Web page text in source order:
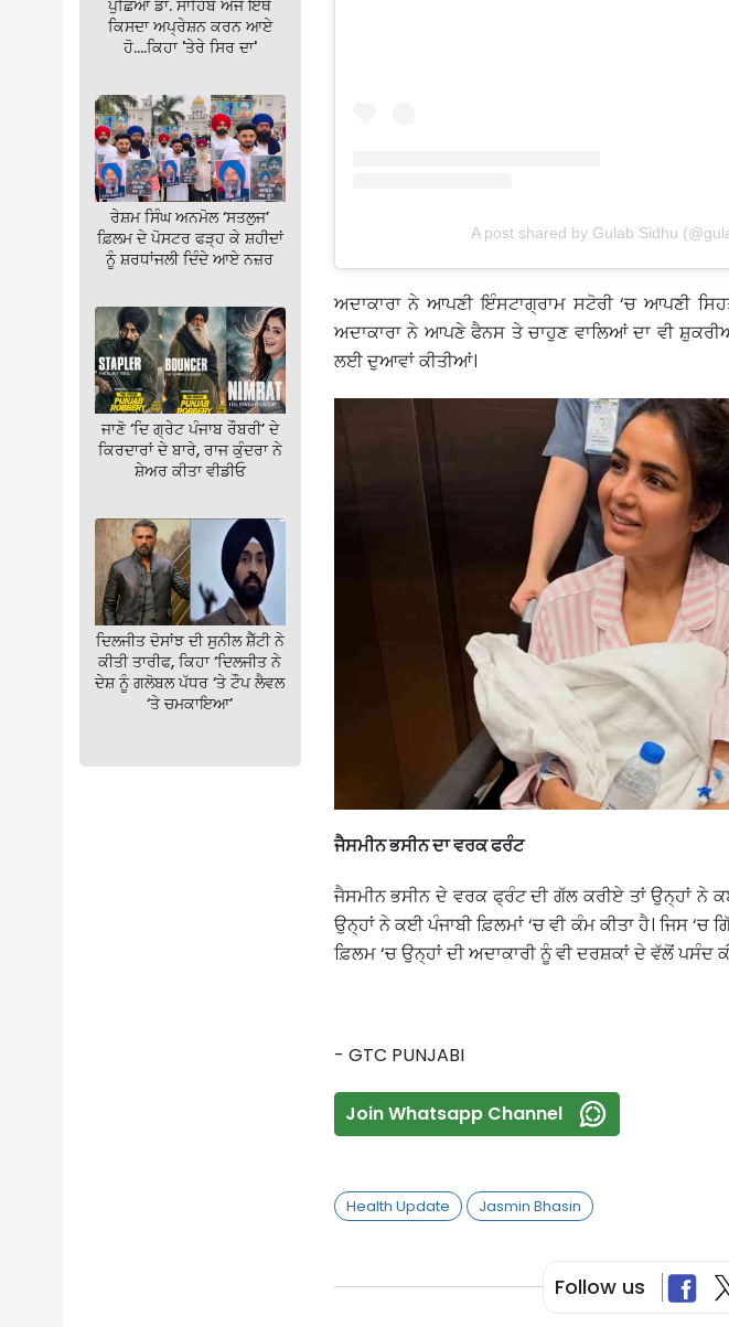
ਪੁੱਛਿਆ ਡਾ. ਸਾਹਿਬ ਅੱਜ ਇੱਥੇ
ਕਿਸਦਾ ਅਪ੍ਰੇਸ਼ਨ ਕਰਨ ਆਏ
ਹੋ….ਕਿਹਾ 'ਤੇਰੇ ਸਿਰ ਦਾ'
ਰੇਸ਼ਮ ਸਿੰਘ ਅਨਮੋਲ ‘ਸਤਲੁਜ’
ਫ਼ਿਲਮ ਦੇ ਪੋਸਟਰ ਫੜ੍ਹ ਕੇ ਸ਼ਹੀਦਾਂ
ਨੂੰ ਸ਼ਰਧਾਂਜਲੀ ਦਿੰਦੇ ਆਏ ਨਜ਼ਰ
ਜਾਣੋ ‘ਦਿ ਗ੍ਰੇਟ ਪੰਜਾਬ ਰੌਬਰੀ’ ਦੇ
ਕਿਰਦਾਰਾਂ ਦੇ ਬਾਰੇ, ਰਾਜ ਕੁੰਦਰਾ ਨੇ
ਸ਼ੇਅਰ ਕੀਤਾ ਵੀਡੀਓ
ਦਿਲਜੀਤ ਦੋਸਾਂਝ ਦੀ ਸੁਨੀਲ ਸ਼ੈੱਟੀ ਨੇ
ਕੀਤੀ ਤਾਰੀਫ, ਕਿਹਾ ‘ਦਿਲਜੀਤ ਨੇ
ਦੇਸ਼ ਨੂੰ ਗਲੋਬਲ ਪੱਧਰ ‘ਤੇ ਟੌਪ ਲੈਵਲ
‘ਤੇ ਚਮਕਾਇਆ’
A post shared by Gulab Sidhu
ਅਦਾਕਾਰਾ ਨੇ ਆਪਣੀ ਇੰਸਟਾਗ੍ਰਾਮ ਸਟੋਰੀ ‘ਚ ਆਪਣੀ
ਅਦਾਕਾਰਾ ਨੇ ਆਪਣੇ ਫੈਨਸ ਤੇ ਚਾਹੁਣ ਵਾਲਿਆਂ ਦਾ ਵੀ
ਲਈ ਦੁਆਵਾਂ ਕੀਤੀਆਂ।
ਜੈਸਮੀਨ ਭਸੀਨ ਦਾ ਵਰਕ ਫਰੰਟ
ਜੈਸਮੀਨ ਭਸੀਨ ਦੇ ਵਰਕ ਫ੍ਰੰਟ ਦੀ ਗੱਲ ਕਰੀਏ ਤਾਂ ਉਨ੍ਹਾਂ ਨੇ
ਉਨ੍ਹਾਂ ਨੇ ਕਈ ਪੰਜਾਬੀ ਫ਼ਿਲਮਾਂ ‘ਚ ਵੀ ਕੰਮ ਕੀਤਾ ਹੈ। ਜਿਸ ‘ਚ
ਫ਼ਿਲਮ ‘ਚ ਉਨ੍ਹਾਂ ਦੀ ਅਦਾਕਾਰੀ ਨੂੰ ਵੀ ਦਰਸ਼ਕਾਂ ਦੇ ਵੱਲੋਂ ਪਸੰਦ
- GTC PUNJABI
Join Whatsapp Channel
Health Update Jasmin Bhasin
Follow us